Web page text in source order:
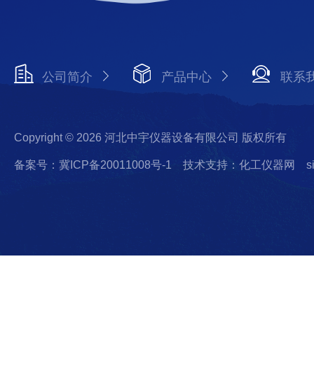
公司简介 产品中心 联系
Copyright © 2026 河北中宇仪器设备有限公司 版权所有
备案号：冀ICP备20011008号-1 技术支持：化工仪器网